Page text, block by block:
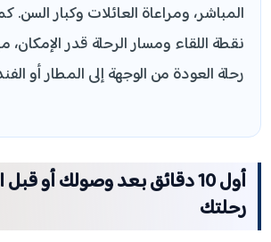
المباشر، ومراعاة العائلات وكبار السن.
نقطة اللقاء ومسار الرحلة قدر الإمكان،
رحلة العودة من الوجهة إلى المطار أو
أول 10 دقائق بعد وصولك أو
رحلتك